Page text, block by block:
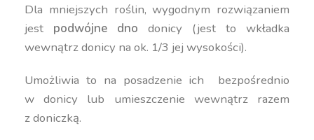
Dla mniejszych roślin, wygodnym rozwiązaniem
jest podwójne dno donicy (jest to wkładka
wewnątrz donicy na ok. 1/3 jej wysokości).
Umożliwia to na posadzenie ich bezpośrednio
w donicy lub umieszczenie wewnątrz razem
z doniczką.